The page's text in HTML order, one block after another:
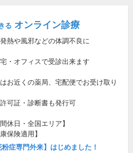
る オンライン診療
熱や風邪などの体調不良に
・オフィスで受診出来ます
お近くの薬局、宅配便でお受け取り
可証・診断書も発行可
間休日・全国エリア】
康保険適用】
粉症専門外来】はじめました！